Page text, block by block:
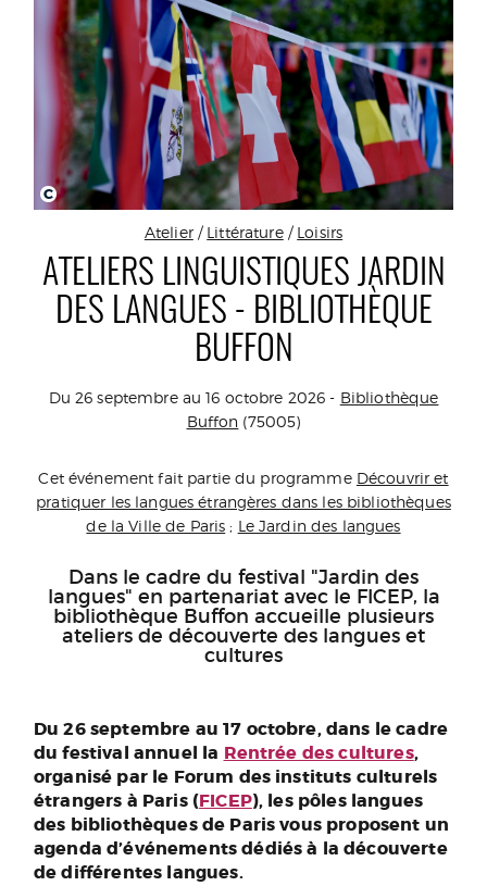
C
Atelier/ Littérature/ Loisirs
ATELIERS LINGUISTIQUES JARDIN
DES LANGUES - BIBLIOTHÈQUE
BUFFON
Du 26 septembre au 16 octobre 2026 - Bibliothèque
Buffon (75005)
Cet événement fait partie du programme Découvrir et
pratiquer les langues étrangères dans les bibliothèques
de la Ville de Paris ; Le Jardin des langues
Dans le cadre du festival "Jardin des
langues" en partenariat avec le FICEP, la
bibliothèque Buffon accueille plusieurs
ateliers de découverte des langues et
cultures
Du 26 septembre au 17 octobre, dans le cadre
du festival annuel la Rentrée des cultures,
organisé par le Forum des instituts culturels
étrangers à Paris (FICEP), les pôles langues
des bibliothèques de Paris vous proposent un
agenda d’événements dédiés à la découverte
de différentes langues.